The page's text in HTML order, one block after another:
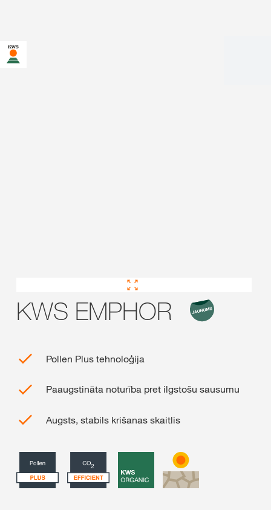
KWS EMPHOR
Pollen Plus tehnoloģija
Paaugstināta noturība pret ilgstošu sausumu
Augsts, stabils krišanas skaitlis